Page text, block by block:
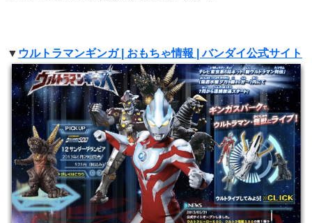
▼ ウルトラマンギンガ | おもちゃ情報 | バンダイ公式サイト